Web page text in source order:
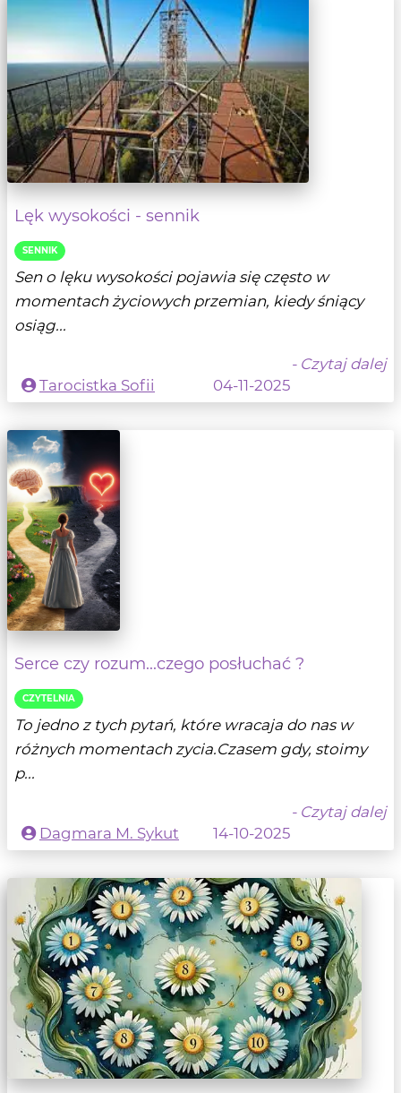
Lęk wysokości - sennik
SENNIK
Sen o lęku wysokości pojawia się często w
momentach życiowych przemian, kiedy śniący
osiąg...
- Czytaj dalej
Tarocistka Sofii
04-11-2025
Serce czy rozum...czego posłuchać ?
CZYTELNIA
To jedno z tych pytań, które wracaja do nas w
różnych momentach zycia.Czasem gdy, stoimy
p...
- Czytaj dalej
Dagmara M. Sykut
14-10-2025